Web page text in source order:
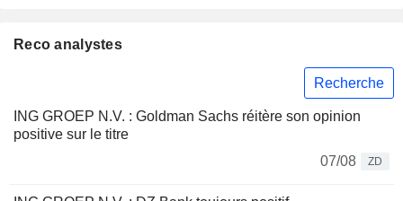
Reco analystes
Recherche
ING GROEP N.V. : Goldman Sachs réitère son opinion
positive sur le titre
07/08
ZD